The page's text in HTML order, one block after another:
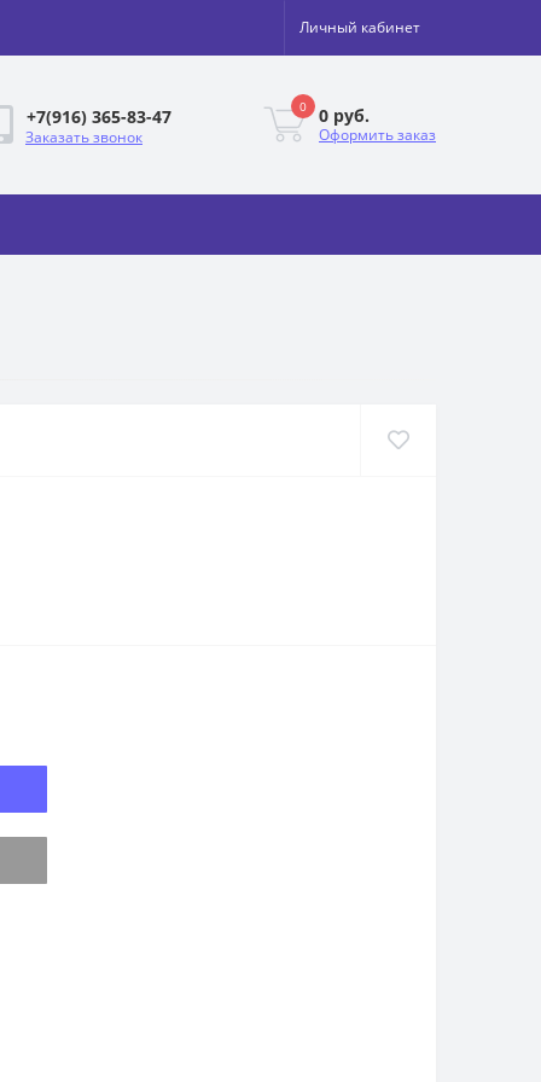
Личный кабинет
+7(916) 365-83-47
Заказать звонок
0 0 руб.
Оформить заказ